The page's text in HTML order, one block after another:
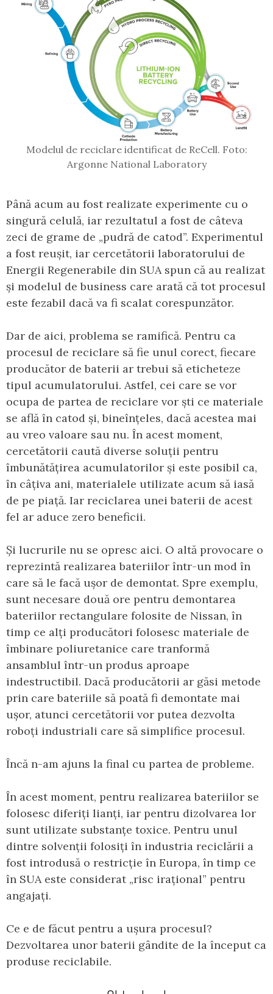
Modelul de reciclare identificat de ReCell. Foto:
Argonne National Laboratory
Până acum au fost realizate experimente cu o
singură celulă, iar rezultatul a fost de câteva
zeci de grame de „pudră de catod”. Experimentul
a fost reușit, iar cercetătorii laboratorului de
Energii Regenerabile din SUA spun că au realizat
și modelul de business care arată că tot procesul
este fezabil dacă va fi scalat corespunzător.
Dar de aici, problema se ramifică. Pentru ca
procesul de reciclare să fie unul corect, fiecare
producător de baterii ar trebui să eticheteze
tipul acumulatorului. Astfel, cei care se vor
ocupa de partea de reciclare vor ști ce materiale
se află în catod și, bineînțeles, dacă acestea mai
au vreo valoare sau nu. În acest moment,
cercetătorii caută diverse soluții pentru
îmbunătățirea acumulatorilor și este posibil ca,
în câțiva ani, materialele utilizate acum să iasă
de pe piață. Iar reciclarea unei baterii de acest
fel ar aduce zero beneficii.
Și lucrurile nu se opresc aici. O altă provocare o
reprezintă realizarea bateriilor într-un mod în
care să le facă ușor de demontat. Spre exemplu,
sunt necesare două ore pentru demontarea
bateriilor rectangulare folosite de Nissan, în
timp ce alți producători folosesc materiale de
îmbinare poliuretanice care tranformă
ansamblul într-un produs aproape
indestructibil. Dacă producătorii ar găsi metode
prin care bateriile să poată fi demontate mai
ușor, atunci cercetătorii vor putea dezvolta
roboți industriali care să simplifice procesul.
Încă n-am ajuns la final cu partea de probleme.
În acest moment, pentru realizarea bateriilor se
folosesc diferiți lianți, iar pentru dizolvarea lor
sunt utilizate substanțe toxice. Pentru unul
dintre solvenții folosiți în industria reciclării a
fost introdusă o restricție în Europa, în timp ce
în SUA este considerat „risc irațional” pentru
angajați.
Ce e de făcut pentru a ușura procesul?
Dezvoltarea unor baterii gândite de la început ca
produse reciclabile.